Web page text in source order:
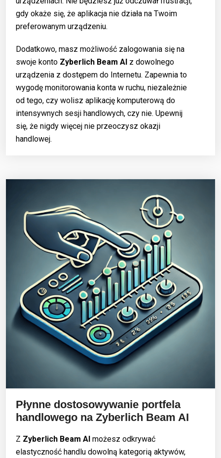
gdy okaże się, że aplikacja nie działa na Twoim
preferowanym urządzeniu.
Dodatkowo, masz możliwość zalogowania się na
swoje konto Zyberlich Beam AI z dowolnego
urządzenia z dostępem do Internetu. Zapewnia to
wygodę monitorowania konta w ruchu, niezależnie
od tego, czy wolisz aplikację komputerową do
intensywnych sesji handlowych, czy nie. Upewnij
się, że nigdy więcej nie przeoczysz okazji
handlowej.
Płynne dostosowywanie portfela
handlowego na Zyberlich Beam AI
Z Zyberlich Beam AI możesz odkrywać
elastyczność handlu dowolną kategorią aktywów,